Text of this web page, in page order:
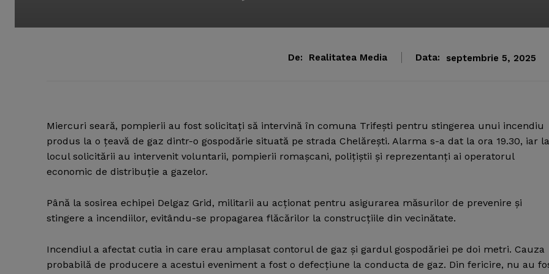
De: Realitatea Media Data: septembrie 5, 2025
Miercuri seară, pompierii au fost solicitaţi să intervină în comuna Trifeşti pentru stingerea unui incendiu
produs la o ţeavă de gaz dintr-o gospodărie situată pe strada Chelăreşti. Alarma s-a dat la ora 19.30, iar la
locul solicitării au intervenit voluntarii, pompierii romaşcani, poliţiştii şi reprezentanţi ai operatorul
economic de distribuţie a gazelor.
Până la sosirea echipei Delgaz Grid, militarii au acţionat pentru asigurarea măsurilor de prevenire şi
stingere a incendiilor, evitându-se propagarea flăcărilor la construcţiile din vecinătate.
Incendiul a afectat cutia in care erau amplasat contorul de gaz şi gardul gospodăriei pe doi metri. Cauza
probabilă de producere a acestui eveniment a fost o defecţiune la conducta de gaz. Din fericire, nu au